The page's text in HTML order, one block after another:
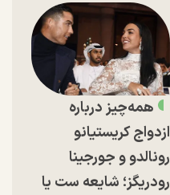
همه‌چیز درباره
ازدواج کریستیانو
رونالدو و جورجینا
رودریگز؛ شایعه ست یا